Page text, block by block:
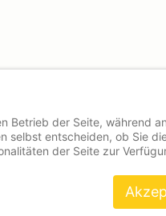
Betrieb der Seite, während
entscheiden, ob Sie
der Seite zur